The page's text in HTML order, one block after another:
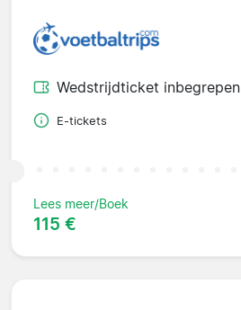
Wedstrijdticket inbegrepen
E-tickets
Lees meer/Boek
115 €